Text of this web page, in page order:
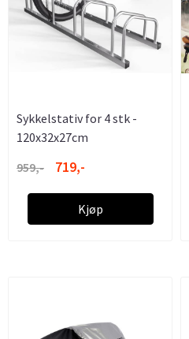
Sykkelstativ for 4 stk -
120x32x27cm
959,-
719,-
Kjøp